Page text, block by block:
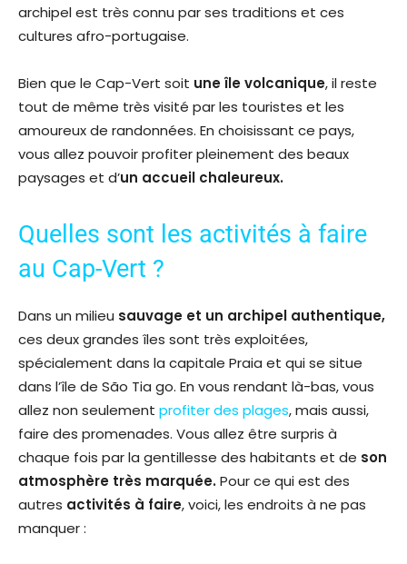
archipel est très connu par ses traditions et ces
cultures afro-portugaise.
Bien que le Cap-Vert soit une île volcanique, il reste
tout de même très visité par les touristes et les
amoureux de randonnées. En choisissant ce pays,
vous allez pouvoir profiter pleinement des beaux
paysages et d’un accueil chaleureux.
Quelles sont les activités à faire
au Cap-Vert ?
Dans un milieu sauvage et un archipel authentique,
ces deux grandes îles sont très exploitées,
spécialement dans la capitale Praia et qui se situe
dans l’île de São Tia go. En vous rendant là-bas, vous
allez non seulement profiter des plages, mais aussi,
faire des promenades. Vous allez être surpris à
chaque fois par la gentillesse des habitants et de son
atmosphère très marquée.Pour ce qui est des
autres activités à faire, voici, les endroits à ne pas
manquer :